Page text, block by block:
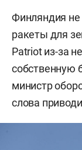
Финляндия не
ракеты для
Patriot из-за
собственную
министр
слова